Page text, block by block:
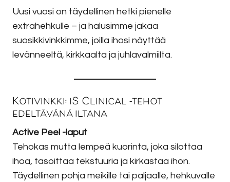
Uusi vuosi on täydellinen hetki pienelle
extrahehkulle – ja halusimme jakaa
suosikkivinkkimme, joilla ihosi näyttää
levänneeltä, kirkkaalta ja juhlavalmiilta.
Kotivinkki: iS Clinical -tehot
edeltävänä iltana
Active Peel -laput
Tehokas mutta lempeä kuorinta, joka silottaa
ihoa, tasoittaa tekstuuria ja kirkastaa ihon.
Täydellinen pohja meikille tai paljaalle, hehkuvalle